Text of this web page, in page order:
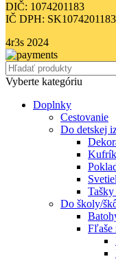
DIČ: 1074201183
IČ DPH: SK1074201183
4r3s 2024
Vyberte kategóriu
Doplnky
Cestovanie
Do detskej
Tašky
Do školy/
Fľaše